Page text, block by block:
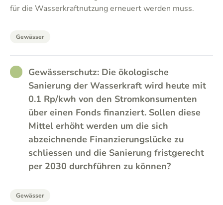
für die Wasserkraftnutzung erneuert werden muss.
Gewässer
RATHER_GOOD
Gewässerschutz: Die ökologische
Sanierung der Wasserkraft wird heute mit
0.1 Rp/kwh von den Stromkonsumenten
über einen Fonds finanziert. Sollen diese
Mittel erhöht werden um die sich
abzeichnende Finanzierungslücke zu
schliessen und die Sanierung fristgerecht
per 2030 durchführen zu können?
Gewässer